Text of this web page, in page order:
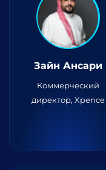
Зайн Ансари
Коммерческий
директор, Xpence